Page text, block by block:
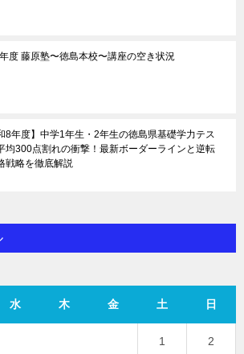
度 藤原塾〜徳島本校〜講座の空き状況
8年度】中学1年生・2年生の徳島県基礎学力テス
均300点割れの衝撃！最新ボーダーラインと逆転
戦略を徹底解説
水 木 金 土 日
1 2